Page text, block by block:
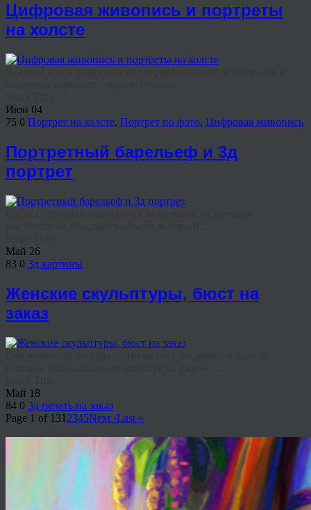
Цифровая живопись и портреты
на холсте
Июн 04
75 0 Портрет на холсте, Портрет по фото, Цифровая живопись
Портретный барельеф и 3д
портрет
Май 26
83 0 3д картины
Женские скульптуры, бюст на
заказ
Май 18
84 0 3д печать на заказ
Page 1 of 131 2345Next ›Last »